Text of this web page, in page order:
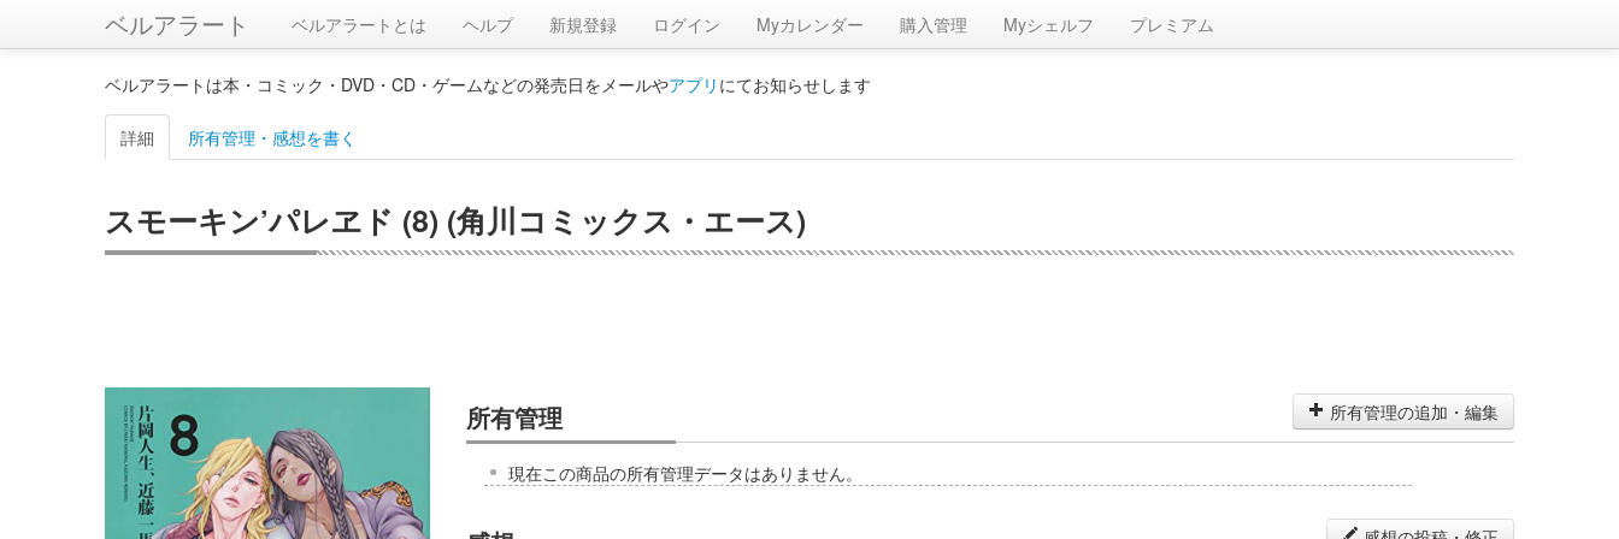
ベルアラート ベルアラートとは ヘルプ 新規登録 ログイン Myカレンダー 購入管理 Myシェルフ プレミアム
ベルアラートは本・コミック・DVD・CD・ゲームなどの発売日をメールやアプリ にてお知らせします
詳細 所有管理・感想を書く
スモーキン’パレヱド (8) (角川コミックス・エース)
所有管理 所有管理の追加・編集
現在この商品の所有管理データはありません。